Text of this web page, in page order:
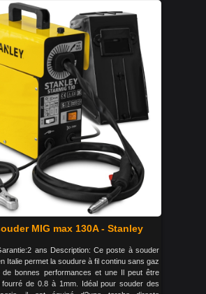
MIG max 130A - Stanley
ans Description: Ce poste à souder
Italie permet la soudure à fil continu sans gaz
de bonnes performances et une Il peut être
de 0.8 à 1mm. Idéal pour souder des